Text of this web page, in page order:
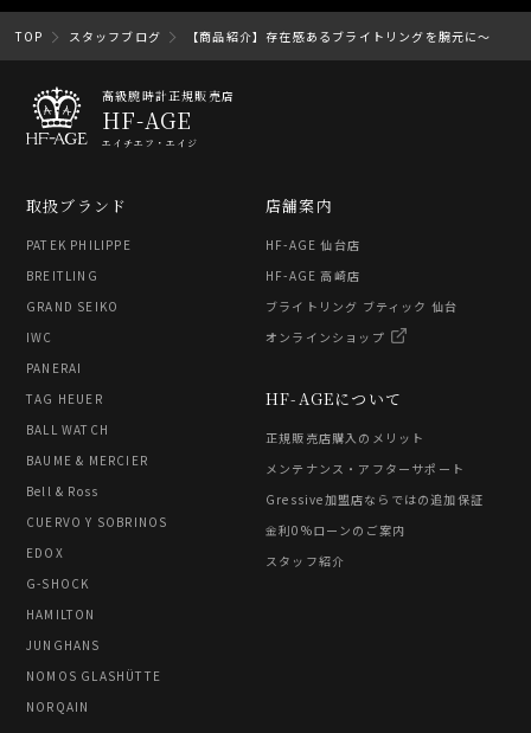
TOP スタッフブログ 【商品紹介】存在感あるブライトリングを腕元に〜
高級腕時計正規販売店
HF-AGE
エイチエフ・エイジ
取扱ブランド
PATEK PHILIPPE
BREITLING
GRAND SEIKO
IWC
PANERAI
TAG HEUER
BALL WATCH
BAUME & MERCIER
Bell & Ross
CUERVO Y SOBRINOS
EDOX
G-SHOCK
HAMILTON
JUNGHANS
NOMOS GLASHÜTTE
NORQAIN
HF-AGEについて
正規販売店購入のメリット
メンテナンス・アフターサポート
Gressive加盟店ならではの追加保証
金利0%ローンのご案内
スタッフ紹介
店舗案内
HF-AGE 仙台店
HF-AGE 高崎店
ブライトリング ブティック 仙台
オンラインショップ